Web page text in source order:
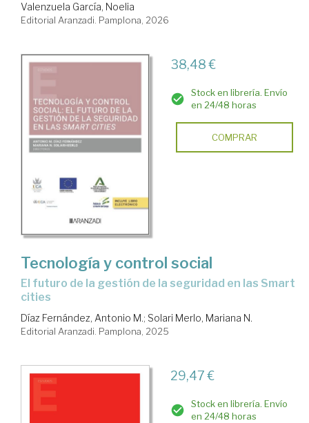
Valenzuela García, Noelia
Editorial Aranzadi. Pamplona, 2026
38,48 €
Stock en librería. Envío
en 24/48 horas
COMPRAR
Tecnología y control social
el futuro de la gestión de la seguridad en las Smart
cities
Díaz Fernández, Antonio M.; Solari Merlo, Mariana N.
Editorial Aranzadi. Pamplona, 2025
29,47 €
Stock en librería. Envío
en 24/48 horas